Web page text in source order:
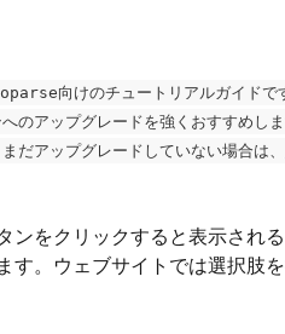
向けのチュートリアルガイド
のアップグレードを強くおすすめし
だアップグレードしていない場合は、
ンをクリックすると表示され
す。ウェブサイトでは選択肢